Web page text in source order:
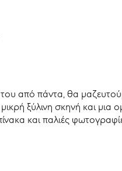
από πάντα, θα
ξύλινη σκηνή και μια
και παλιές